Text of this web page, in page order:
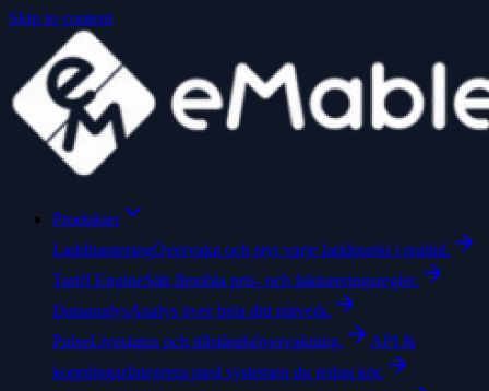
Skip to content
Produkter
LaddhanteringÖvervaka och styr varje laddpunkt i realtid.
Tariff EngineSätt flexibla pris- och faktureringsregler.
DataanalysAnalys över hela ditt nätverk.
PulseLivestatus och tillståndsövervakning.
API &
kopplingarIntegrera med systemen du redan kör.